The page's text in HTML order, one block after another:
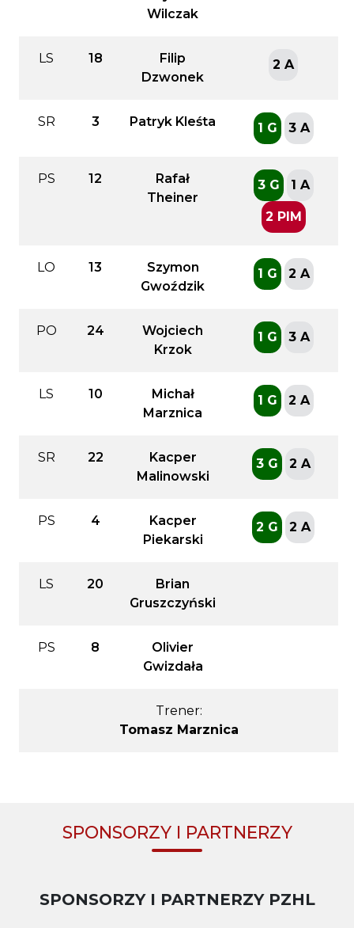
Wilczak
LS 18
Filip
Dzwonek
2 A
SR 3 Patryk Kleśta 1 G 3 A
PS 12
Rafał
Theiner
3 G 1 A
2 PIM
LO 13
Szymon
Gwoździk
1 G 2 A
PO 24
Wojciech
Krzok
1 G 3 A
LS 10
Michał
Marznica
1 G 2 A
SR 22
Kacper
Malinowski
3 G 2 A
PS 4
Kacper
Piekarski
2 G 2 A
LS 20
Brian
Gruszczyński
PS 8
Olivier
Gwizdała
Trener:
Tomasz Marznica
SPONSORZY I PARTNERZY
SPONSORZY I PARTNERZY PZHL